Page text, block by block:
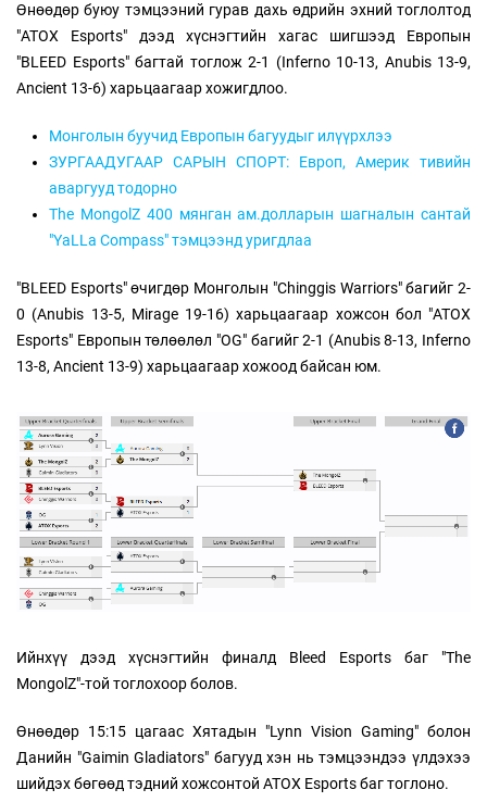
Өнөөдөр буюу тэмцээний гурав дахь өдрийн эхний тоглолтод
"ATOX Esports" дээд хүснэгтийн хагас шигшээд Европын
"BLEED Esports" багтай тоглож 2-1 (Inferno 10-13, Anubis 13-9,
Ancient 13-6) харьцаагаар хожигдлоо.
Монголын буучид Европын багуудыг илүүрхлээ
ЗУРГААДУГААР САРЫН СПОРТ: Европ, Америк тивийн
аваргууд тодорно
The MongolZ 400 мянган ам.долларын шагналын сантай
"YaLLa Compass" тэмцээнд уригдлаа
"BLEED Esports" өчигдөр Монголын "Chinggis Warriors" багийг 2-
0 (Anubis 13-5, Mirage 19-16) харьцаагаар хожсон бол "ATOX
Esports" Европын төлөөлөл "OG" багийг 2-1 (Anubis 8-13, Inferno
13-8, Ancient 13-9) харьцаагаар хожоод байсан юм.
Ийнхүү дээд хүснэгтийн финалд Bleed Esports баг "The
MongolZ"-той тоглохоор болов.
Өнөөдөр 15:15 цагаас Хятадын "Lynn Vision Gaming" болон
Данийн "Gaimin Gladiators" багууд хэн нь тэмцээндээ үлдэхээ
шийдэх бөгөөд тэдний хожсонтой ATOX Esports баг тоглоно.